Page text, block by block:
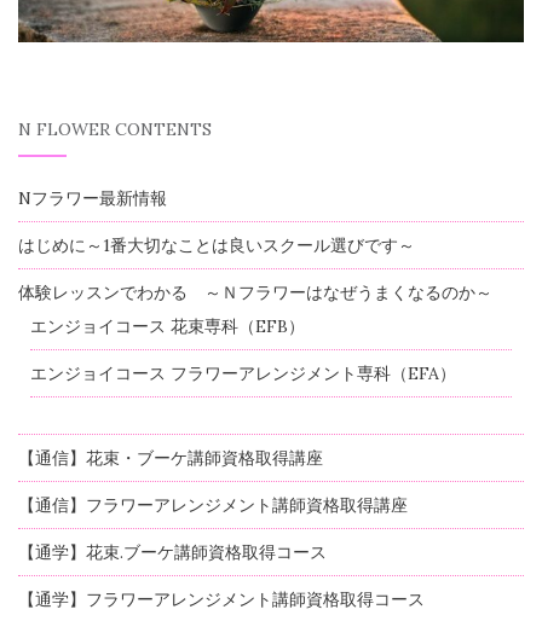
N FLOWER CONTENTS
Nフラワー最新情報
はじめに～1番大切なことは良いスクール選びです～
体験レッスンでわかる ～Ｎフラワーはなぜうまくなるのか～
エンジョイコース 花束専科（EFB）
エンジョイコース フラワーアレンジメント専科（EFA）
【通信】花束・ブーケ講師資格取得講座
【通信】フラワーアレンジメント講師資格取得講座
【通学】花束.ブーケ講師資格取得コース
【通学】フラワーアレンジメント講師資格取得コース